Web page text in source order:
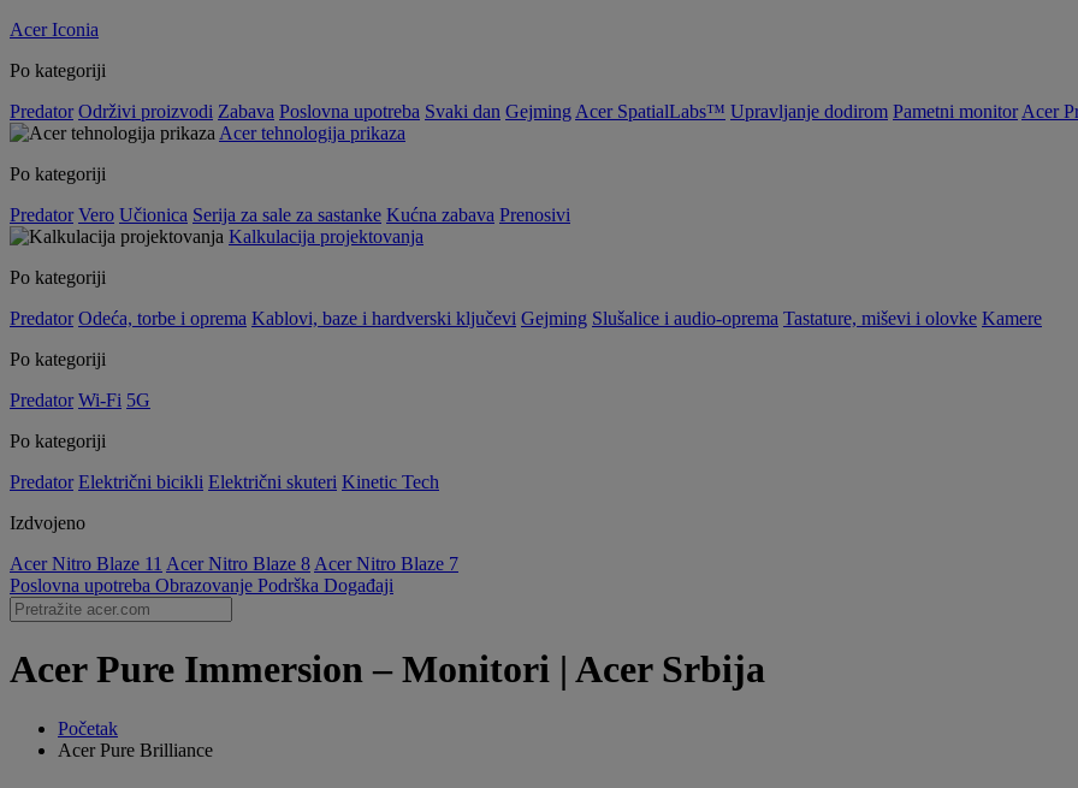
Acer Iconia
Po kategoriji
Predator Održivi proizvodi Zabava Poslovna upotreba Svaki dan Gejming Acer SpatialLabs™ Upravljanje dodirom Pametni monitor Acer
Acer tehnologija prikaza
Po kategoriji
Predator Vero Učionica Serija za sale za sastanke Kućna zabava Prenosivi
Kalkulacija projektovanja
Po kategoriji
Predator Odeća, torbe i oprema Kablovi, baze i hardverski ključevi Gejming Slušalice i audio-oprema Tastature, miševi i olovke Kamere
Po kategoriji
Predator Wi-Fi 5G
Po kategoriji
Predator Električni bicikli Električni skuteri Kinetic Tech
Izdvojeno
Acer Nitro Blaze 11 Acer Nitro Blaze 8 Acer Nitro Blaze 7
Poslovna upotreba Obrazovanje Podrška Događaji
Acer Pure Immersion – Monitori | Acer Srbija
Početak
Acer Pure Brilliance